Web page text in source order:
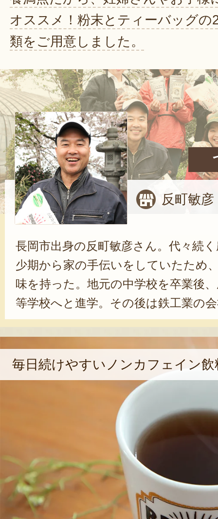
オススメ！粉末とティーバッグの
類をご用意しました。
反町敏彦
長岡市出身の反町敏彦さん。代々続
少期から家の手伝いをしていたため
味を持った。地元の中学校を卒業後
等学校へと進学。その後は鉄工業の
兼業で農業を営んだ。反町さんは、
とは自然が相手だということだと感
難しさの中で試行錯誤しながらも、
ている。手間暇を惜しまず、こだわ
らこそ、食べてくださった方に美味
だくのがなによりのやりがいになる
さんは代々続く農家の4代目であり
から積極的に生産量を増やしたり、
いる。これからも変化を恐れず、何
していきたいと楽しそうに語る。年
りたいことは健康なうちにやりたい
毎日続けやすいノンカフェイン飲